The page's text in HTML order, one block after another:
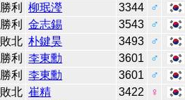
勝利 柳珉瀅 3344
♂
勝利 金志錫 3543
♂
敗北 朴鍵昊 3493
♂
勝利 李東勳 3601
♂
勝利 李東勳 3601
♂
敗北 崔精 3422
♀